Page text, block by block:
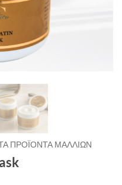
ΠΡΟΪΌΝΤΑ ΜΑΛΛΙΏΝ